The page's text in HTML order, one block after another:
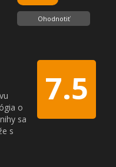
Ohodnotiť
7.5
o
sa
s